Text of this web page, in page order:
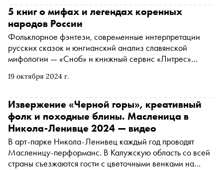
19 октября 2024 г.
5 книг о мифах и легендах коренных
народов России
Фольклорное фэнтези, современные интерпретации
русских сказок и юнгианский анализ славянской
мифологии — «Сноб» и книжный сервис «Литрес»
фикшен-произведений, посвященных легендам и
Извержение «Черной горы», креативный
фолк и походные блины. Масленица в
Никола-Ленивце 2024 — видео
В арт-парке Никола-Ленивец каждый год проводят
Масленицу-перформанс. В Калужскую область со всей
страны съезжаются гости с цветочными венками на